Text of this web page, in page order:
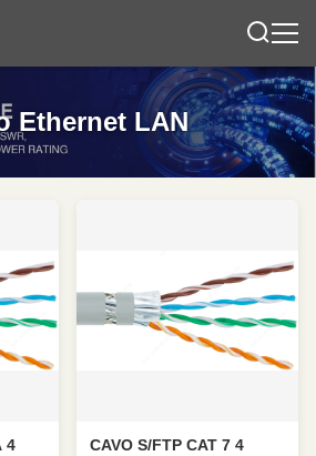
Ethernet LAN
4
CAVO S/FTP CAT 7 4